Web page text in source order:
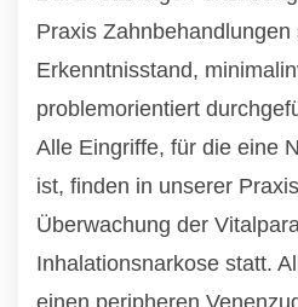
Praxis
Erkenntnisstand,
problemorientiert
Alle Eingriffe, für die eine
ist, finden in unserer
Überwachung der
Inhalationsnarkose statt.
einen peripheren